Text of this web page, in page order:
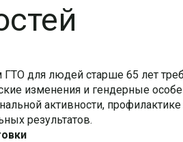
для людей старше 65 лет
изменения и гендерные
активности,
результатов.